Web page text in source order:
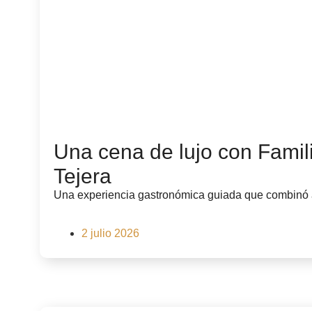
Una cena de lujo con
Tejera
Una experiencia gastronómica guiada que
2 julio 2026